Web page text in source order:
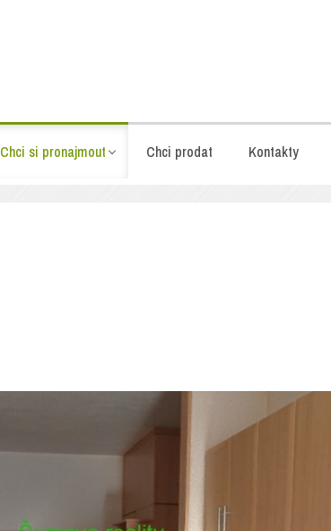
Chci si pronajmout Chci prodat Kontakty